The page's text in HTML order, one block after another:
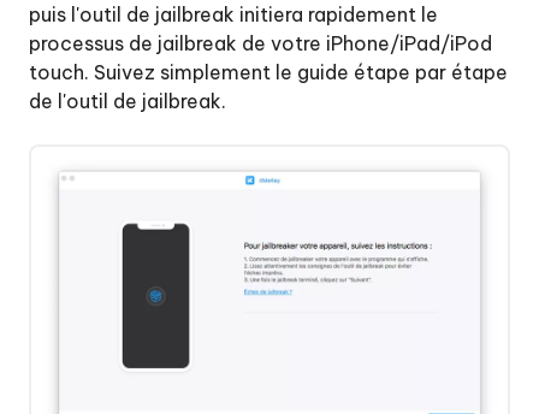
puis l'outil de jailbreak initiera rapidement le
processus de jailbreak de votre iPhone/iPad/iPod
touch. Suivez simplement le guide étape par étape
de l'outil de jailbreak.